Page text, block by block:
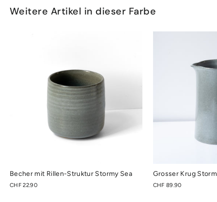
Weitere Artikel in dieser Farbe
Becher mit Rillen-Struktur Stormy Sea
CHF 22.90
Grosser Krug
CHF 89.90